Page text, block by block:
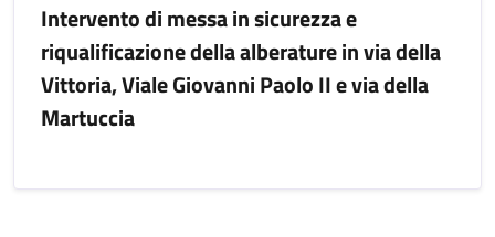
Intervento di messa in sicurezza e
riqualificazione della alberature in via della
Vittoria, Viale Giovanni Paolo II e via della
Martuccia